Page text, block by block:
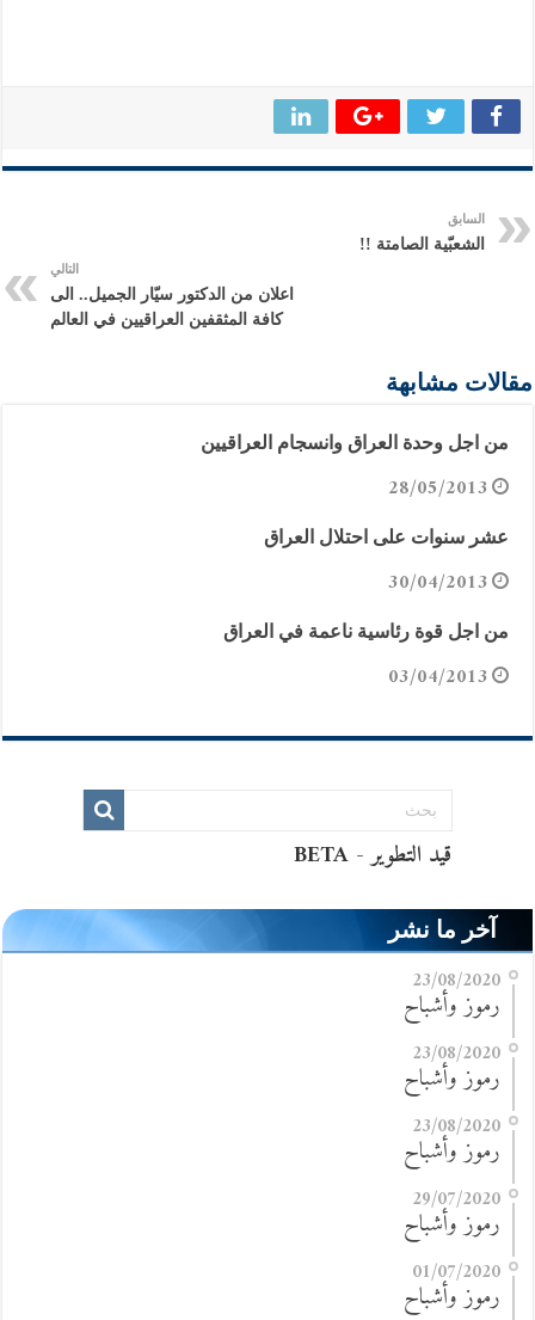
السابق
الشعبّية الصامتة !!
التالي
اعلان من الدكتور سيّار الجميل.. الى
كافة المثقفين العراقيين في العالم
مقالات مشابهة
من اجل وحدة العراق وانسجام العراقيين
28/05/2013
عشر سنوات على احتلال العراق
30/04/2013
من اجل قوة رئاسية ناعمة في العراق
03/04/2013
آخر ما نشر
23/08/2020
رموز وأشباح
23/08/2020
رموز وأشباح
23/08/2020
رموز وأشباح
29/07/2020
رموز وأشباح
01/07/2020
رموز وأشباح